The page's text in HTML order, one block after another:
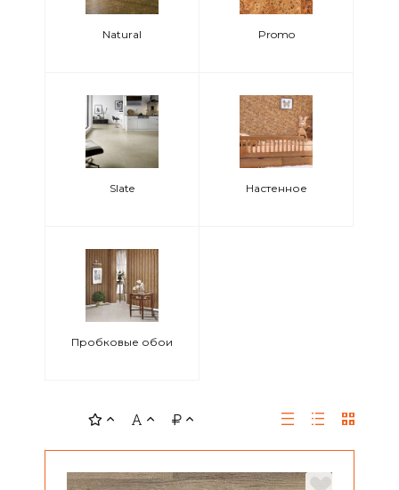
Natural Promo
Slate Настенное
Пробковые обои